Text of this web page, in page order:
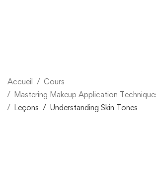
Accueil
Cours
Mastering Makeup Application
Leçons
Understanding Skin Tones